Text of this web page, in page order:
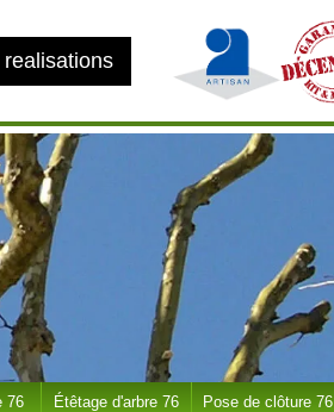
realisations
76 Étêtage d'arbre 76 Pose de clôture 76